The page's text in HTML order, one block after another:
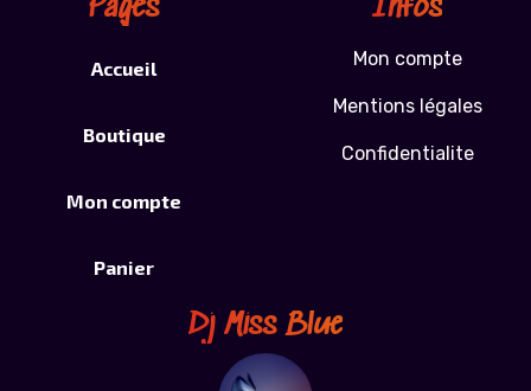
Pages
Accueil
Boutique
Mon compte
Panier
Dj Miss Blue
Infos
Mon compte
Mentions légales
Confidentialite